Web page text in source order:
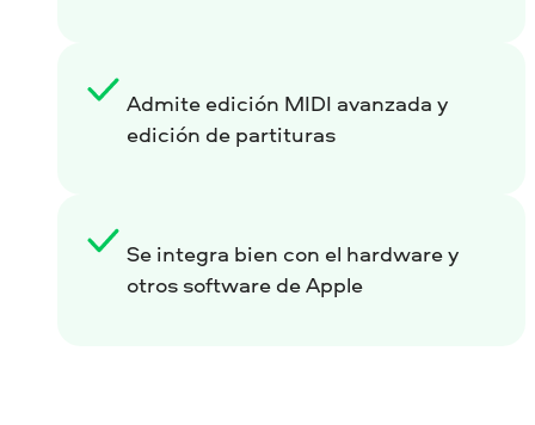
Admite edición MIDI avanzada y
edición de partituras
Se integra bien con el hardware y
otros software de Apple